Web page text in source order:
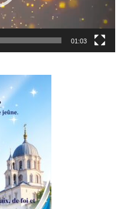
01:03